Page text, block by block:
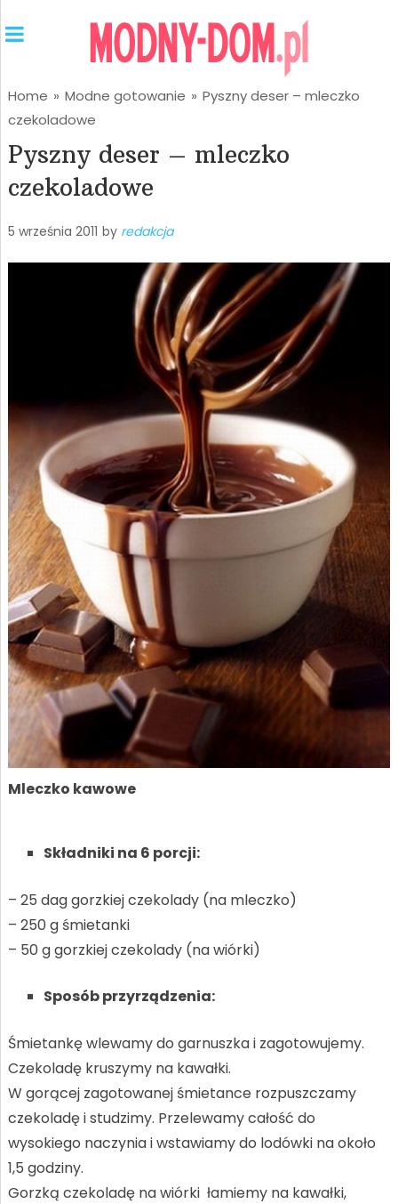
Home » Modne gotowanie » Pyszny deser – mleczko
czekoladowe
Pyszny deser – mleczko
czekoladowe
5 września 2011 by redakcja
Mleczko kawowe
Składniki na 6 porcji:
– 25 dag gorzkiej czekolady (na mleczko)
– 250 g śmietanki
– 50 g gorzkiej czekolady (na wiórki)
Sposób przyrządzenia:
Śmietankę wlewamy do garnuszka i zagotowujemy.
Czekoladę kruszymy na kawałki.
W gorącej zagotowanej śmietance rozpuszczamy
czekoladę i studzimy. Przelewamy całość do
wysokiego naczynia i wstawiamy do lodówki na około
1,5 godziny.
Gorzką czekoladę na wiórki łamiemy na kawałki,